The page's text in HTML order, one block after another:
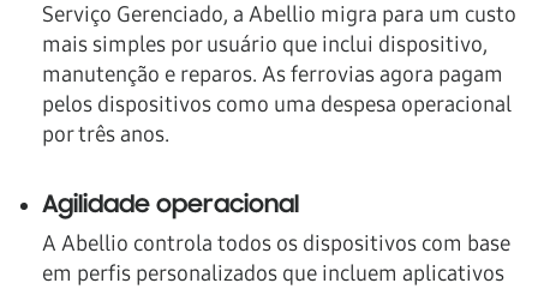
Serviço Gerenciado, a Abellio migra para um custo
mais simples por usuário que inclui dispositivo,
manutenção e reparos. As ferrovias agora pagam
pelos dispositivos como uma despesa operacional
por três anos.
Agilidade operacional
A Abellio controla todos os dispositivos com base
em perfis personalizados que incluem aplicativos